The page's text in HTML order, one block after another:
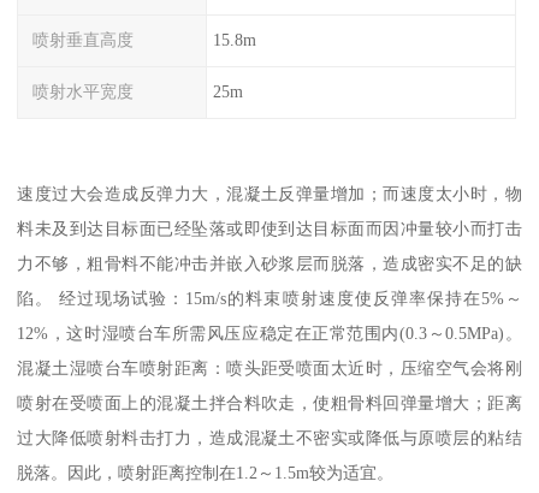
喷射垂直高度 15.8m
喷射水平宽度 25m
速度过大会造成反弹力大，混凝土反弹量增加；而速度太小时，物
料未及到达目标面已经坠落或即使到达目标面而因冲量较小而打击
力不够，粗骨料不能冲击并嵌入砂浆层而脱落，造成密实不足的缺
陷。 经过现场试验：15m/s的料束喷射速度使反弹率保持在5%～
12%，这时湿喷台车所需风压应稳定在正常范围内(0.3～0.5MPa)。
混凝土湿喷台车喷射距离：喷头距受喷面太近时，压缩空气会将刚
喷射在受喷面上的混凝土拌合料吹走，使粗骨料回弹量增大；距离
过大降低喷射料击打力，造成混凝土不密实或降低与原喷层的粘结
脱落。因此，喷射距离控制在1.2～1.5m较为适宜。